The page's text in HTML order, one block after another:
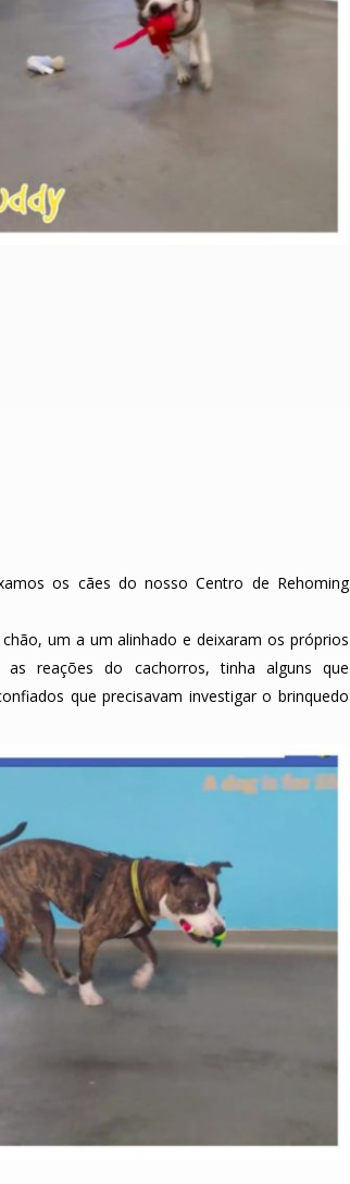
os cães do nosso Centro de Rehoming
um a um alinhado e deixaram os próprios
reações do cachorros, tinha alguns que
que precisavam investigar o brinquedo